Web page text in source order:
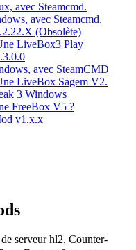
avec Steamcmd.
avec Steamcmd.
(Obsolète)
LiveBox3 Play
avec SteamCMD
LiveBox Sagem V2.
3 Windows
FreeBox V5 ?
v1.x.x
serveur hl2, Counter-